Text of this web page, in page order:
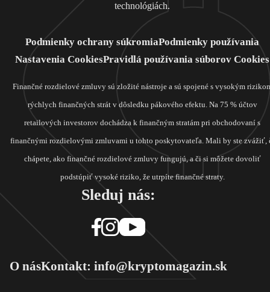
technológiách.
Podmienky ochrany súkromiaPodmienky používania
Nastavenia CookiesPravidlá používania súborov Cookies
Finančné rozdielové zmluvy sú zložité nástroje a sú spojené s vysokým
rýchlych finančných strát v dôsledku pákového efektu. Na 75 % účtov
retailových investorov dochádza k finančným stratám pri obchodovaní s
finančnými rozdielovými zmluvami u tohto poskytovateľa. Mali by ste zvážiť,
chápete, ako finančné rozdielové zmluvy fungujú, a či si môžete dovoliť
podstúpiť vysoké riziko, že utrpíte finančné straty.
Sleduj nás:
O násKontakt: info@kryptomagazin.sk